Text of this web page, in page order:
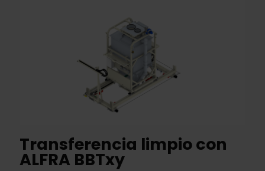
Transferencia limpio con
ALFRA BBTxy